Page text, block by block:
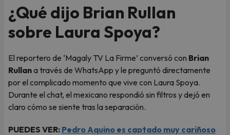
¿Qué dijo Brian Rullan
sobre Laura Spoya?
El reportero de ‘Magaly TV La Firme’ conversó con Brian
Rullana través de WhatsApp y le preguntó directamente
por el complicado momento que vive con Laura Spoya.
Durante el chat, el mexicano respondió sin filtros y dejó en
claro cómo se siente tras la separación.
PUEDES VER: Pedro Aquino es captado muy cariñoso